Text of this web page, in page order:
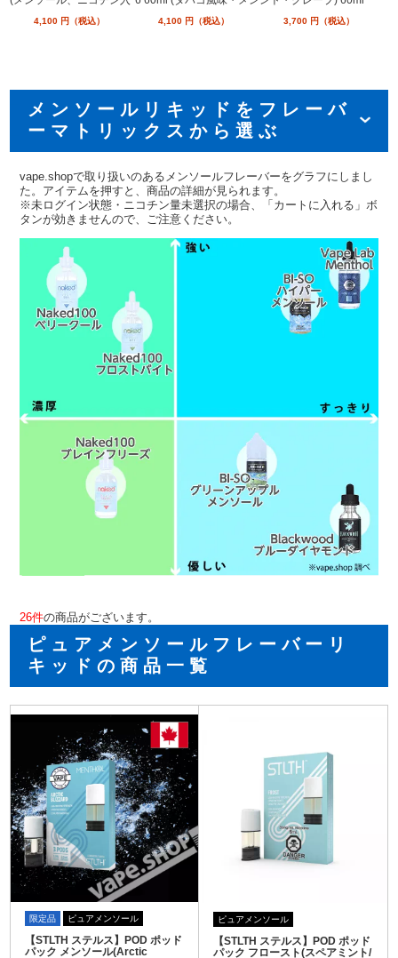
4,100 円（税込）
ソール)4,100 円（税込） 3,700 円（税込）
メンソールリキッドをフレーバ
ーマトリックスから選ぶ
vape.shopで取り扱いのあるメンソールフレーバーをグラフにしまし
た。アイテムを押すと、商品の詳細が見られます。
※未ログイン状態・ニコチン量未選択の場合、「カートに入れる」ボ
タンが効きませんので、ご注意ください。
26件の商品がございます。
ピュアメンソールフレーバーリ
キッドの商品一覧
限定品 ピュアメンソール
【STLTH ステルス】POD ポッド
パック メンソール(Arctic
ピュアメンソール
【STLTH ステルス】POD ポッド
パック フロースト(スペアミント/